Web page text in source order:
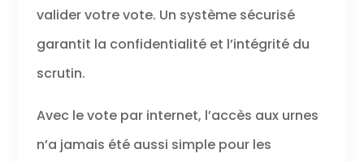
valider votre vote. Un système sécurisé
garantit la confidentialité et l’intégrité du
scrutin.
Avec le vote par internet, l’accès aux urnes
n’a jamais été aussi simple pour les